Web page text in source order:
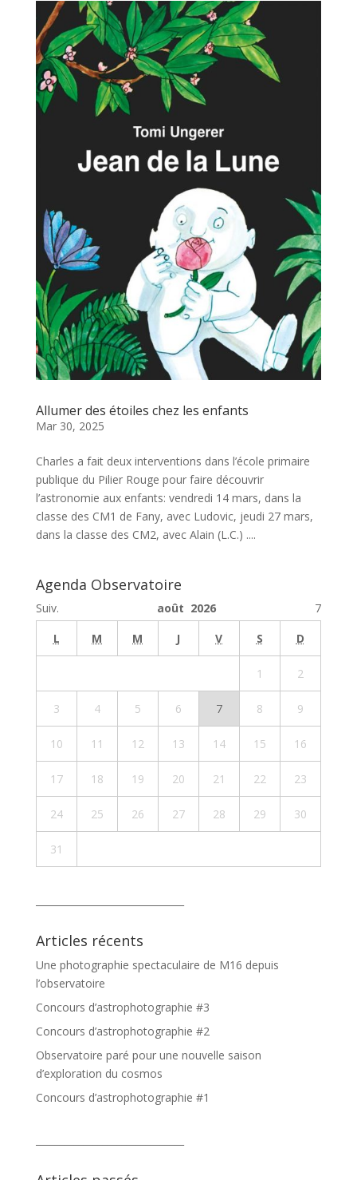
Allumer des étoiles chez les enfants
Mar 30, 2025
Charles a fait deux interventions dans l’école primaire
publique du Pilier Rouge pour faire découvrir
l’astronomie aux enfants: vendredi 14 mars, dans la
classe des CM1 de Fany, avec Ludovic, jeudi 27 mars,
dans la classe des CM2, avec Alain (L.C.) ....
Agenda Observatoire
Suiv. 7
août 2026
L
M M J V S D
1 2
3 4 5 6 7 8 9
10 11 12 13 14 15 16
17 18 19 20 21 22 23
24 25 26 27 28 29 30
31
Articles récents
Une photographie spectaculaire de M16 depuis
l’observatoire
Concours d’astrophotographie #3
Concours d’astrophotographie #2
Observatoire paré pour une nouvelle saison
d’exploration du cosmos
Concours d’astrophotographie #1